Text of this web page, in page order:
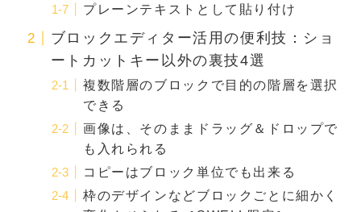
プレーンテキストとして貼り付け
ブロックエディター活用の便利技：ショ
ートカットキー以外の裏技4選
複数階層のブロックで目的の階層を選択
できる
画像は、そのままドラッグ＆ドロップで
も入れられる
コピーはブロック単位でも出来る
枠のデザインなどブロックごとに細かく